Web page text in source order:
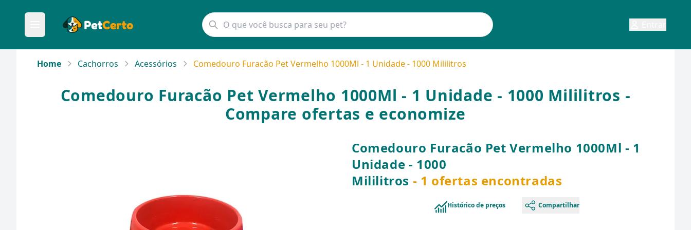
Home Cachorros Acessórios Comedouro Furacão Pet Vermelho 1000Ml - 1 Unidade - 1000 Mililitros
Comedouro Furacão Pet Vermelho 1000Ml - 1 Unidade - 1000 Mililitros -
Compare ofertas e economize
Comedouro Furacão Pet Vermelho 1000Ml - 1
Unidade - 1000
Mililitros - 1 ofertas encontradas
Histórico de preços Compartilhar